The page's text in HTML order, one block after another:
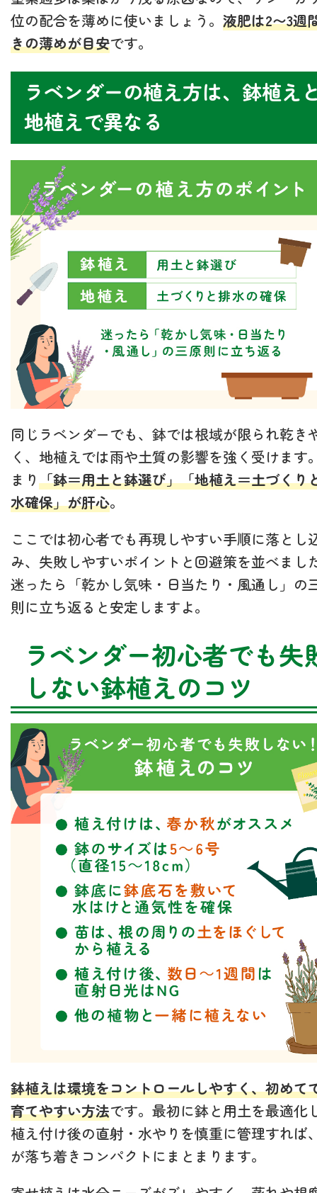
位の配合を薄めに使いましょう。 液肥は2〜3週
きの薄めが目安です。
ラベンダーの植え方は、鉢植え
地植えで異なる
同じラベンダーでも、鉢では根域が限られ乾き
く、地植えでは雨や土質の影響を強く受けます
まり「鉢＝用土と鉢選び」「地植え＝土づくり
水確保」が肝心。
ここでは初心者でも再現しやすい手順に落とし
み、失敗しやすいポイントと回避策を並べまし
迷ったら「乾かし気味・日当たり・風通し」の
則に立ち返ると安定しますよ。
ラベンダー初心者でも失
しない鉢植えのコツ
鉢植えは環境をコントロールしやすく、初めて
育てやすい方法です。最初に鉢と用土を最適化
植え付け後の直射・水やりを慎重に管理すれば
が落ち着きコンパクトにまとまります。